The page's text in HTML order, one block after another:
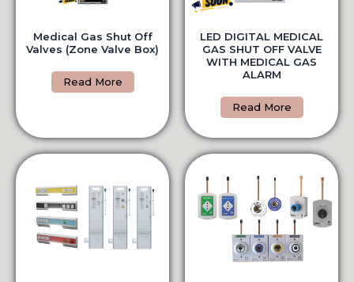
Medical Gas Shut Off
Valves (Zone Valve Box)
Read More
LED DIGITAL MEDICAL
GAS SHUT OFF VALVE
WITH MEDICAL GAS
ALARM
Read More